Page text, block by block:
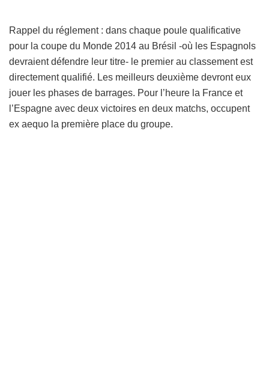
Rappel du réglement : dans chaque poule qualificative
pour la coupe du Monde 2014 au Brésil -où les Espagnols
devraient défendre leur titre- le premier au classement est
directement qualifié. Les meilleurs deuxième devront eux
jouer les phases de barrages. Pour l’heure la France et
l’Espagne avec deux victoires en deux matchs, occupent
ex aequo la première place du groupe.